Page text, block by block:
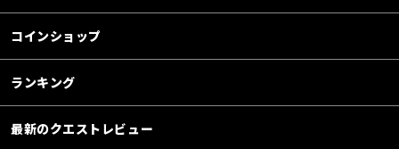
コインショップ
ランキング
最新のクエストレビュー